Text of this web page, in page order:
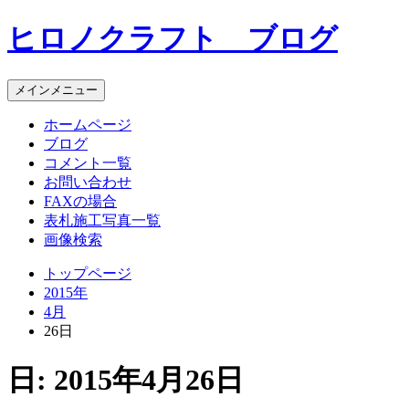
コ
ン
ン
ツ
ヒロノクラフト ブログ
メインメニュー
ホームページ
ブログ
コメント一覧
お問い合わせ
FAXの場合
表札施工写真一覧
画像検索
トップページ
2015年
4月
26日
日: 2015年4月26日